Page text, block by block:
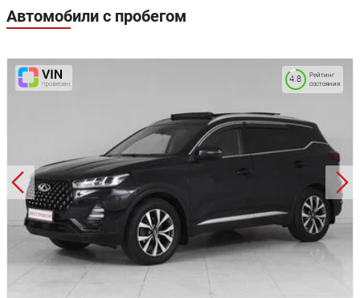
Автомобили с пробегом
Рейтинг
состояния
4.8